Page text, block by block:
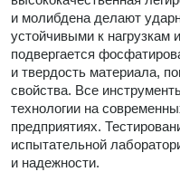
и молибдена делают
устойчивыми к
подвергается
и твердость материала,
свойства. Все
технологии на
предприятиях.
испытательной
и надежности.